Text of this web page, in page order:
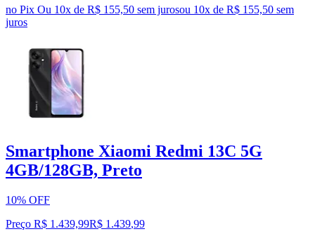
no Pix Ou 10x de R$ 155,50 sem jurosou 10x de R$ 155,50 sem
juros
Smartphone Xiaomi Redmi 13C 5G
4GB/128GB, Preto
10% OFF
Preço R$ 1.439,99R$ 1.439,99